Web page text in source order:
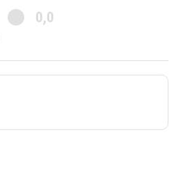
0,0